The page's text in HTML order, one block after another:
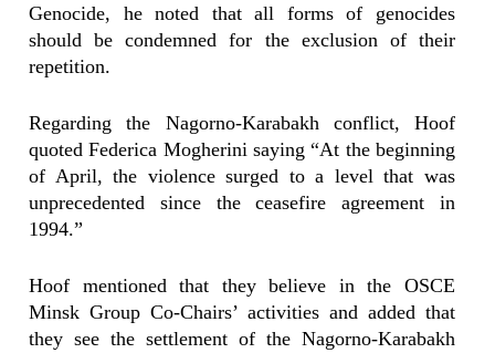
Genocide, he noted that all forms of genocides
should be condemned for the exclusion of their
repetition.
Regarding the Nagorno-Karabakh conflict, Hoof
quoted Federica Mogherini saying “At the beginning
of April, the violence surged to a level that was
unprecedented since the ceasefire agreement in
1994.”
Hoof mentioned that they believe in the OSCE
Minsk Group Co-Chairs’ activities and added that
they see the settlement of the Nagorno-Karabakh